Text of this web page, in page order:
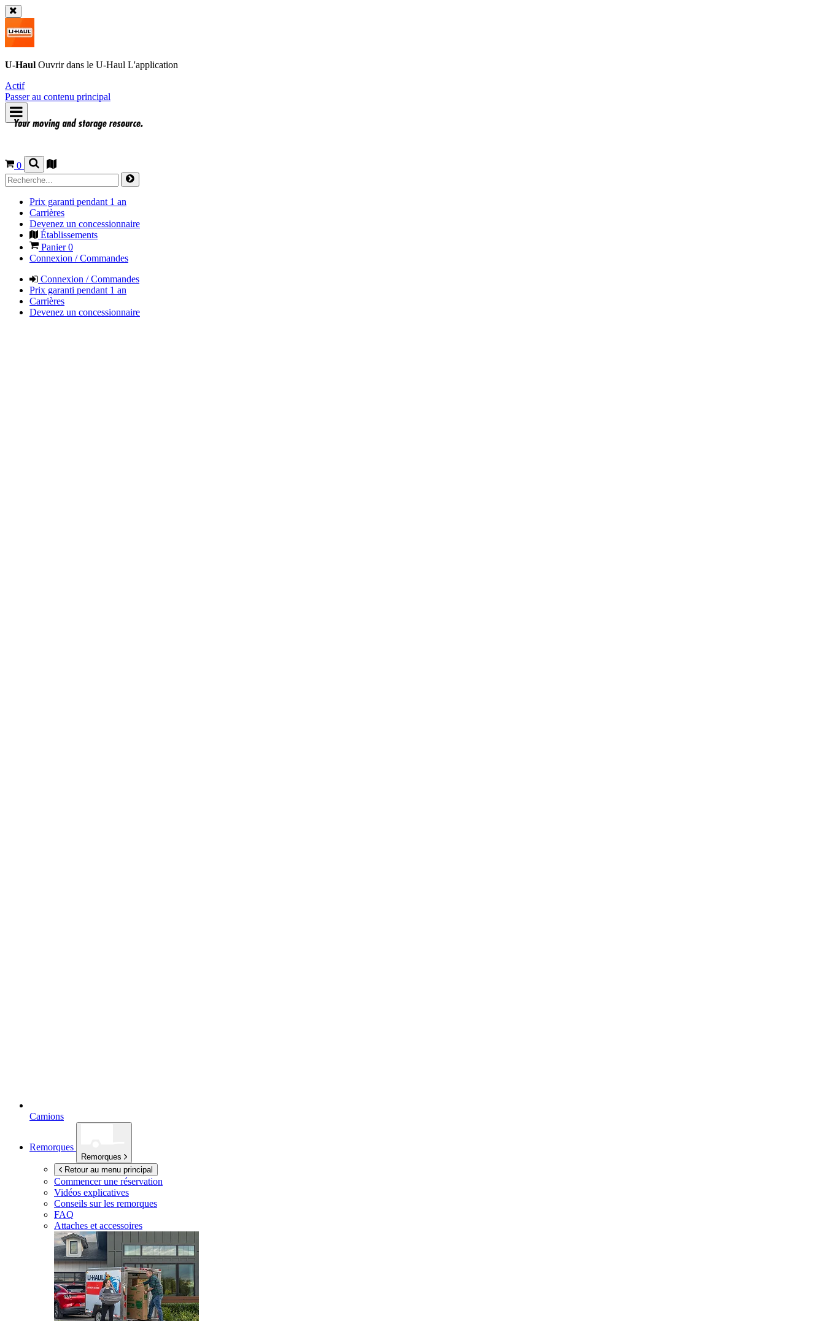
U-Haul Ouvrir dans le U-Haul L'application
Actif
Passer au contenu principal
0
Prix garanti pendant 1 an
Carrières
Devenez un concessionnaire
Établissements
Panier0
Connexion / Commandes
Connexion / Commandes
Prix garanti pendant 1 an
Carrières
Devenez un concessionnaire
Camions
Remorques
Remorques
Retour au menu principal
Commencer une réservation
Vidéos explicatives
Conseils sur les remorques
FAQ
Attaches et accessoires